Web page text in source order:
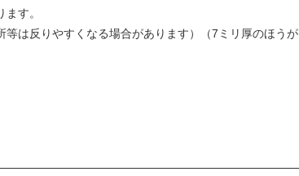
す。
等は反りやすくなる場合があります）（7ミリ厚のほうが